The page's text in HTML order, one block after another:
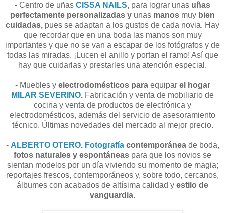
- Centro de uñas CISSA NAILS, para lograr unas uñas
perfectamente personalizadas y unas manos muy bien
cuidadas, pues se adaptan a los gustos de cada novia. Hay
que recordar que en una boda las manos son muy
importantes y que no se van a escapar de los fotógrafos y de
todas las miradas. ¡Lucen el anillo y portan el ramo! Así que
hay que cuidarlas y prestarles una atención especial.
- Muebles y electrodomésticos para equipar el hogar
MILAR SEVERINO. Fabricación y venta de mobiliario de
cocina y venta de productos de electrónica y
electrodomésticos, además del servicio de asesoramiento
técnico. Últimas novedades del mercado al mejor precio.
- ALBERTO OTERO. Fotografíacontemporáneade boda,
fotos naturales y espontáneas para que los novios se
sientan modelos por un día viviendo su momento de magia;
reportajes frescos, contemporáneos y, sobre todo, cercanos,
álbumes con acabados de altísima calidad y estilo de
vanguardia.